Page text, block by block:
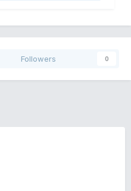
Followers 0